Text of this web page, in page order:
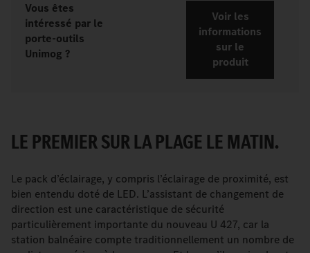
Vous êtes
intéressé par le
porte-outils
Unimog ?
Voir les
informations
sur le
produit
LE PREMIER SUR LA PLAGE LE MATIN.
Le pack d’éclairage, y compris l’éclairage de proximité, est
bien entendu doté de LED. L’assistant de changement de
direction est une caractéristique de sécurité
particulièrement importante du nouveau U 427, car la
station balnéaire compte traditionnellement un nombre de